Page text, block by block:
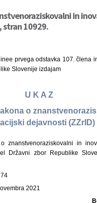
in
stran 10929.
prvega odstavka 107. člena
Slovenije izdajam
U K A Z
o
dejavnosti (ZZrID)
znanstvenoraziskovalni in
Državni zbor Republike
2021